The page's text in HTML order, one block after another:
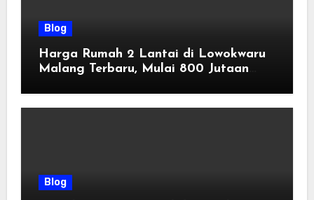
Blog
Harga Rumah 2 Lantai di Lowokwaru
Malang Terbaru, Mulai 800 Jutaan
Blog